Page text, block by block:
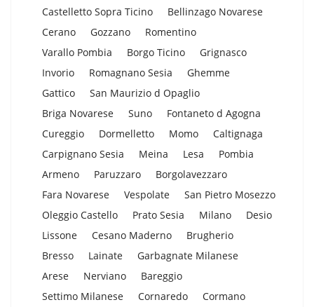
Castelletto Sopra Ticino
Bellinzago Novarese
Cerano
Gozzano
Romentino
Varallo Pombia
Borgo Ticino
Grignasco
Invorio
Romagnano Sesia
Ghemme
Gattico
San Maurizio d Opaglio
Briga Novarese
Suno
Fontaneto d Agogna
Cureggio
Dormelletto Momo
Caltignaga
Carpignano Sesia
Meina Lesa
Pombia
Armeno
Paruzzaro
Borgolavezzaro
Fara Novarese
Vespolate
San Pietro Mosezzo
Oleggio Castello
Prato Sesia Milano
Desio
Lissone
Cesano Maderno
Brugherio
Bresso
Lainate
Garbagnate Milanese
Arese
Nerviano
Bareggio
Settimo Milanese
Cornaredo
Cormano